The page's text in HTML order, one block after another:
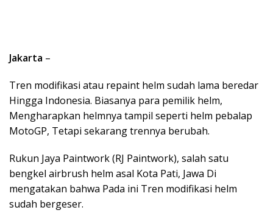
Jakarta –
Tren modifikasi atau repaint helm sudah lama beredar
Hingga Indonesia. Biasanya para pemilik helm,
Mengharapkan helmnya tampil seperti helm pebalap
MotoGP, Tetapi sekarang trennya berubah.
Rukun Jaya Paintwork (RJ Paintwork), salah satu
bengkel airbrush helm asal Kota Pati, Jawa Di
mengatakan bahwa Pada ini Tren modifikasi helm
sudah bergeser.